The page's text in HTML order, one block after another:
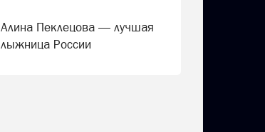
Алина Пеклецова — лучшая
лыжница России